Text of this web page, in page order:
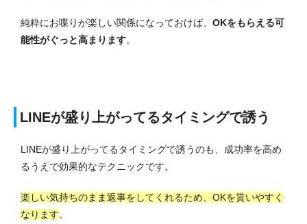
純粋にお喋りが楽しい関係になっておけば、 OKをもらえる可
能性がぐっと高まります。
LINEが盛り上がってるタイミングで誘う
LINEが盛り上がってるタイミングで誘うのも、成功率を高め
るうえで効果的なテクニックです。
楽しい気持ちのまま返事をしてくれるため、OKを貰いやすく
なります。